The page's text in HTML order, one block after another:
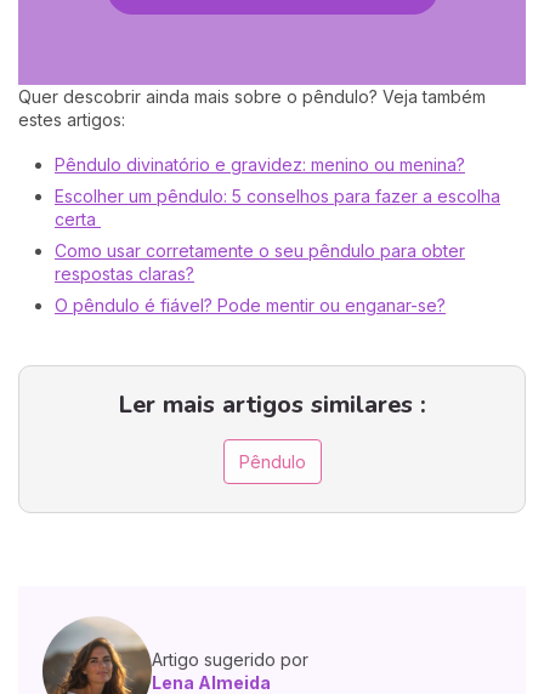
Quer descobrir ainda mais sobre o pêndulo? Veja também
estes artigos:
Pêndulo divinatório e gravidez: menino ou menina?
Escolher um pêndulo: 5 conselhos para fazer a escolha
certa
Como usar corretamente o seu pêndulo para obter
respostas claras?
O pêndulo é fiável? Pode mentir ou enganar-se?
Ler mais artigos similares :
Pêndulo
Artigo sugerido por
Lena Almeida